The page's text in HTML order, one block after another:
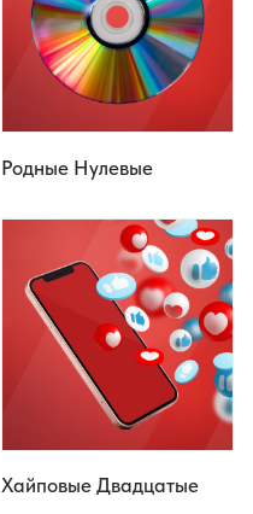
Родные Нулевые
Хайповые Двадцатые